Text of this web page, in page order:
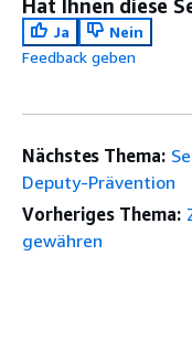
Hat Ihnen diese
Ja
Nein
Feedback geben
Nächstes Thema:
Deputy-Prävention
Vorheriges Thema:
gewähren